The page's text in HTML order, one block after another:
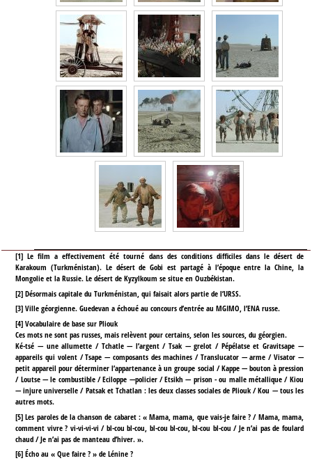
[1]Le film a effectivement été tourné dans des conditions difficiles dans le désert de
Karakoum (Turkménistan). Le désert de Gobi est partagé à l’époque entre la Chine, la
Mongolie et la Russie. Le désert de Kyzylkoum se situe en Ouzbékistan.
[2]Désormais capitale du Turkménistan, qui faisait alors partie de l’URSS.
[3]Ville géorgienne. Guedevan a échoué au concours d’entrée au MGIMO, l’ENA russe.
[4]Vocabulaire de base sur Pliouk
Ces mots ne sont pas russes, mais relèvent pour certains, selon les sources, du géorgien.
Ké-tsé — une allumette / Tchatle — l’argent / Tsak — grelot / Pépélatse et Gravitsape —
appareils qui volent / Tsape — composants des machines / Translucator — arme / Visator —
petit appareil pour déterminer l’appartenance à un groupe social / Kappe — bouton à pression
/ Loutse — le combustible / Eciloppe —policier / Etsikh — prison - ou malle métallique / Kiou
— injure universelle / Patsak et Tchatlan : les deux classes sociales de Pliouk / Kou — tous les
autres mots.
[5]Les paroles de la chanson de cabaret : « Mama, mama, que vais-je faire ? / Mama, mama,
comment vivre ? vi-vi-vi-vi / bl-cou bl-cou, bl-cou bl-cou, bl-cou bl-cou / Je n’ai pas de foulard
chaud / Je n’ai pas de manteau d’hiver. ».
[6]Écho au « Que faire ? » de Lénine ?